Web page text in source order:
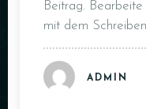
Beitrag.
mit dem
ADMIN